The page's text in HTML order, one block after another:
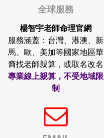
全球服務
楊智宇老師命理官網
服務涵蓋：台灣、港澳、新
馬、歐、美加等國家地區華
裔找老師親算，或取名改名
專業線上親算，不受地域限
制